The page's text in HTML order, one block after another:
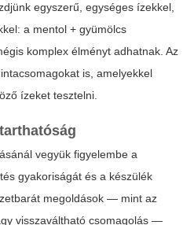
egyszerű, egységes ízekkel,
a mentol + gyümölcs
komplex élményt adhatnak. Az
is, amelyekkel
ízeket tesztelni.
vegyük figyelembe a
gyakoriságát és a készülék
megoldások — mint az
visszaváltható csomagolás —